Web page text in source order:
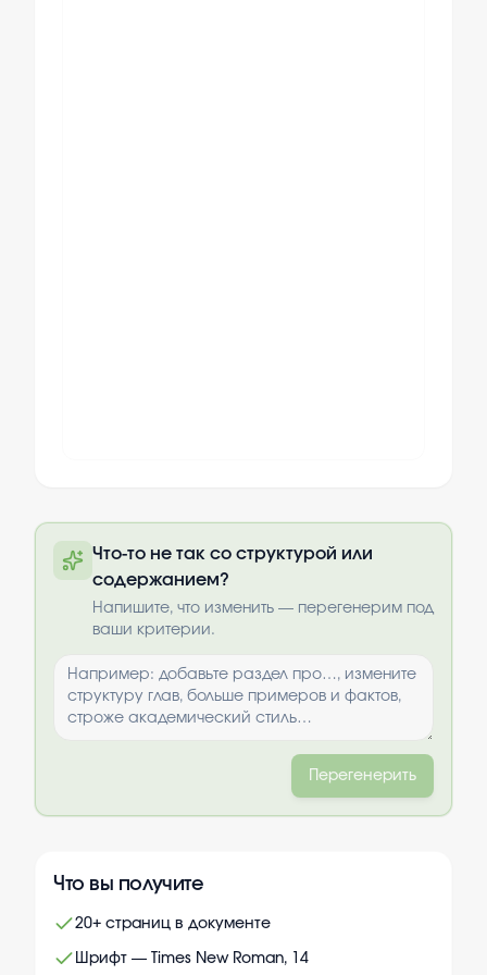
оплаты
Что-то не так со структурой или
содержанием?
Напишите, что изменить — перегенерим под
ваши критерии.
Перегенерить
Что вы получите
20+ страниц в документе
Шрифт — Times New Roman, 14